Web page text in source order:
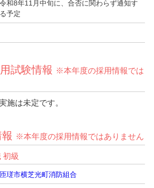
令和8年11月中旬に、合否に関わらず通知す
る予定
試験情報 ※本年度の採用情報では
施は未定です。
※本年度の採用情報ではありません
初級
匝瑳市横芝光町消防組合